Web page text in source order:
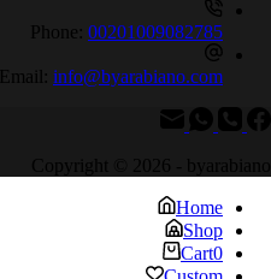
Phone: 00201009082785
Email: info@byarabiano.com
Copyright © 2026 - byarabiano
Home
Shop
Cart0